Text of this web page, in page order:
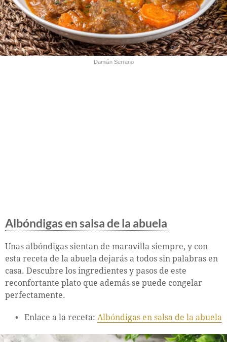
Damián Serrano
Albóndigas en salsa de la abuela
Unas albóndigas sientan de maravilla siempre, y con
esta receta de la abuela dejarás a todos sin palabras en
casa. Descubre los ingredientes y pasos de este
reconfortante plato que además se puede congelar
perfectamente.
Enlace a la receta: Albóndigas en salsa de la abuela